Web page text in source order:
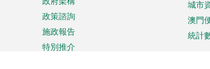
政策諮詢
施政報告
特別推介
城市
澳門
統計